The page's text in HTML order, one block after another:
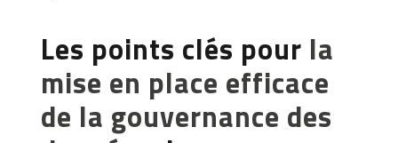
Les points clés pour la
mise en place efficace
de la gouvernance des